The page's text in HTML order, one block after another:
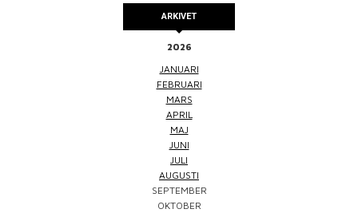
ARKIVET
2026
JANUARI
FEBRUARI
MARS
APRIL
MAJ
JUNI
JULI
AUGUSTI
SEPTEMBER
OKTOBER